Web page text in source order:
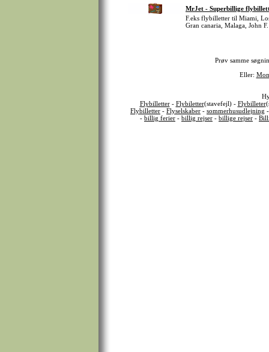
MrJet - Superbillige
F.eks flybilletter til Miami,
Gran canaria, Malaga, John
Prøv samme
Eller:
Flybilletter- Flybiletter(stavefejl) - Flybilleter
Flybilletter - Flyselskaber - sommerhusudlejning
- billig ferier - billig rejser - billige rejser -